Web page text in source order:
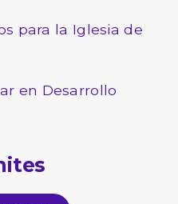
para la Iglesia de
en Desarrollo